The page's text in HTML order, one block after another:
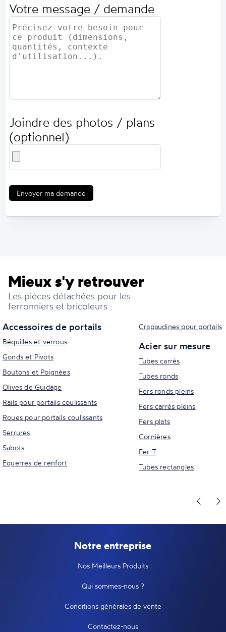
Votre message / demande
Joindre des photos / plans
(optionnel)
Envoyer ma demande
Mieux s'y retrouver
Les pièces détachées pour les
ferronniers et bricoleurs :
Accessoires de portails
Béquilles et verrous
Gonds et Pivots
Boutons et Poignées
Olives de Guidage
Rails pour portails coulissants
Roues pour portails coulissants
Serrures
Sabots
Equerres de renfort
Crapaudines pour portails
Acier sur mesure
Tubes carrés
Tubes ronds
Fers ronds pleins
Fers carrés pleins
Fers plats
Cornières
Fer T
Tubes rectangles
Notre entreprise
Nos Meilleurs Produits
Qui sommes-nous ?
Conditions générales de vente
Contactez-nous